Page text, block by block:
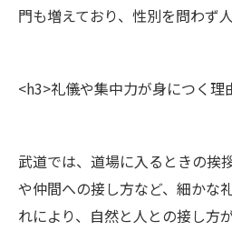
門も増えており、性別を問わず
<h3>礼儀や集中力が身につく理
武道では、道場に入るときの挨
や仲間への接し方など、細かな
れにより、自然と人との接し方